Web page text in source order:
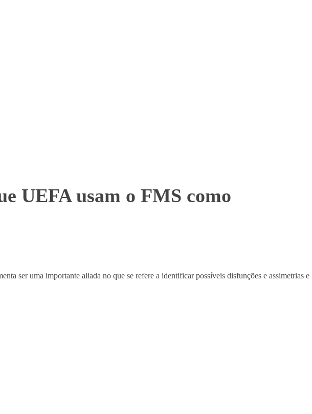
UEFA usam o FMS como
ser uma importante aliada no que se refere a identificar possíveis disfunções e assimetrias e